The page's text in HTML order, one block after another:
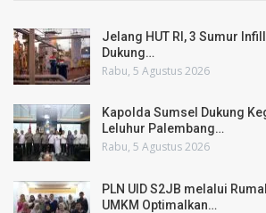
Jelang HUT RI, 3 Sumur
Dukung…
Rabu, 5 Agustus 2026
Kapolda Sumsel Dukung
Leluhur Palembang…
Rabu, 5 Agustus 2026
PLN UID S2JB melalui
UMKM Optimalkan…